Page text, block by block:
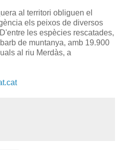
al territori obliguen el
els peixos de diversos
les espècies rescatades,
de muntanya, amb 19.900
al riu Merdàs, a